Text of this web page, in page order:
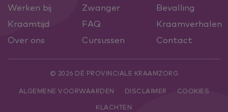
Werken bij Zwanger
Bevalling
Kraamtijd
FAQ
Kraamverhalen
Over ons
Cursussen Contact
© 2026 DÉ PROVINCIALE KRAAMZORG
ALGEMENE VOORWAARDEN DISCLAIMER
COOKIES
KLACHTEN